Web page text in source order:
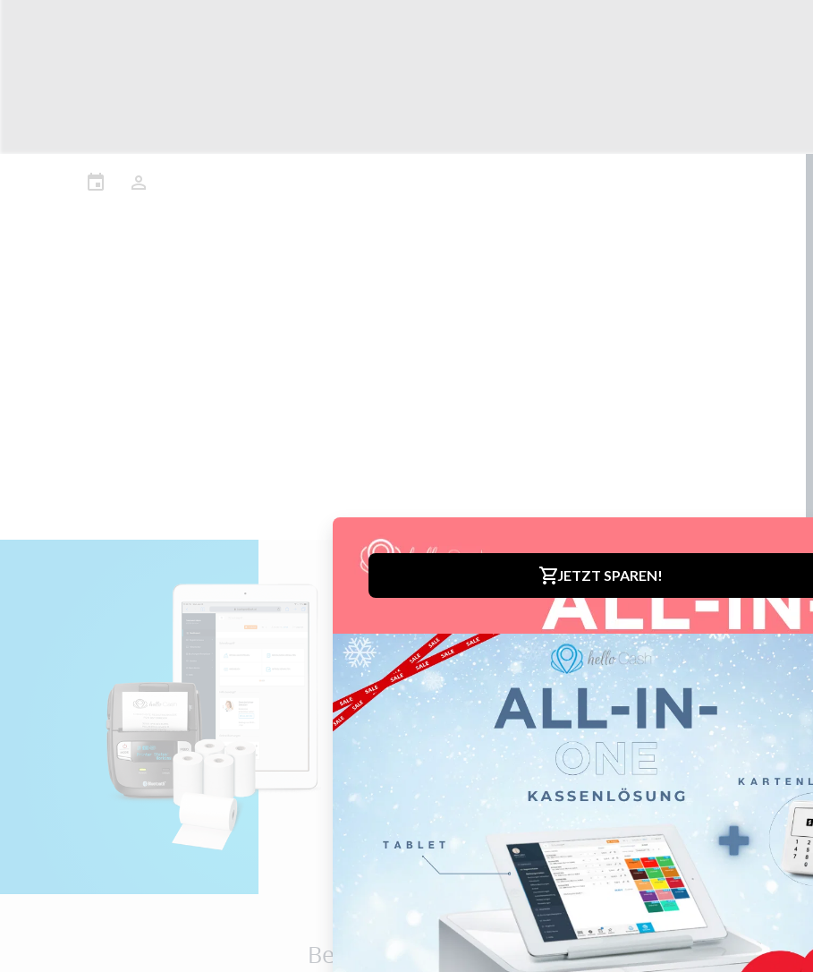
Probiere helloCash POS Kassensoftware gratis
aus!
Das moderne und einfachste Kassensystem für Deutschland.
GoBD konform.
KOSTENLOS TESTEN
Benötigst du Hilfe bei der Auswahl einer